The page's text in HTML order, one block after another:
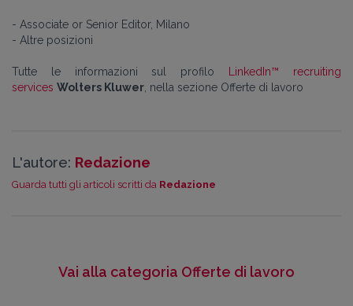
- Associate or Senior Editor, Milano
- Altre posizioni
Tutte le informazioni sul profilo
LinkedIn™ recruiting
services Wolters Kluwer , nella sezione Offerte di lavoro
L'autore: Redazione
Guarda tutti gli articoli scritti da Redazione
Vai alla categoria Offerte di lavoro